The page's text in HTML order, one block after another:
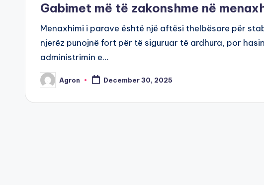
Gabimet më të zakonshme në
Menaxhimi i parave është një aftësi thelbësore për
njerëz punojnë fort për të siguruar të ardhura, por
administrimin e…
Posted
by
Agron December 30, 2025